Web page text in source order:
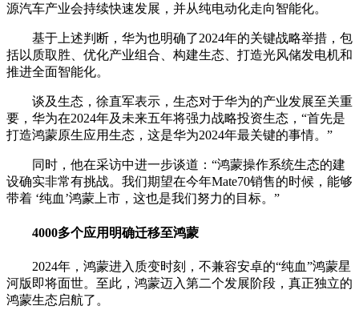
源汽车产业会持续快速发展，并从纯电动化走向智能化。
基于上述判断，华为也明确了2024年的关键战略举措，包
括以质取胜、优化产业组合、构建生态、打造光风储发电机和
推进全面智能化。
谈及生态，徐直军表示，生态对于华为的产业发展至关重
要，华为在2024年及未来五年将强力战略投资生态，“首先是
打造鸿蒙原生应用生态，这是华为2024年最关键的事情。”
同时，他在采访中进一步谈道：“鸿蒙操作系统生态的建
设确实非常有挑战。我们期望在今年Mate70销售的时候，能够
带着 ‘纯血’鸿蒙上市，这也是我们努力的目标。”
4000多个应用明确迁移至鸿蒙
2024年，鸿蒙进入质变时刻，不兼容安卓的“纯血”鸿蒙星
河版即将面世。至此，鸿蒙迈入第二个发展阶段，真正独立的
鸿蒙生态启航了。